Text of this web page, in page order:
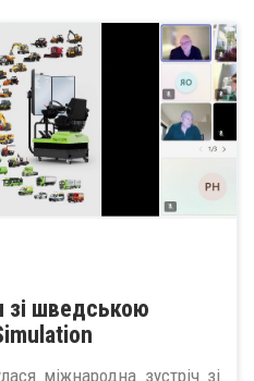
зі шведською
міжнародна зустріч зі